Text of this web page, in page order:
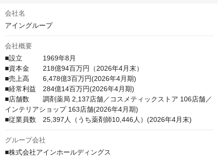
会社名
アイングループ
会社概要
■設立　　　1969年8月
■資本金　　218億94百万円（2026年4月末）
■売上高　　6,478億3百万円(2026年4月期)
■経常利益　284億14百万円(2026年4月期)
■店舗数　　調剤薬局 2,137店舗／コスメティックストア 106店舗／
インテリアショップ 163店舗(2026年4月期)
■従業員数　25,397人（うち薬剤師10,446人）(2026年4月末)
グループ会社
■株式会社アインホールディングス